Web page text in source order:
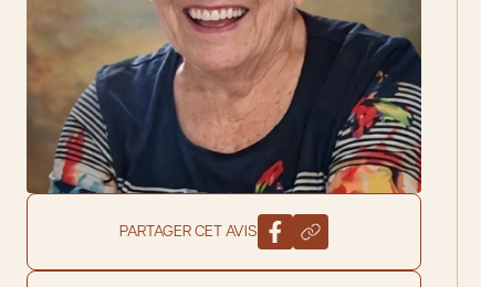
PARTAGER CET AVIS